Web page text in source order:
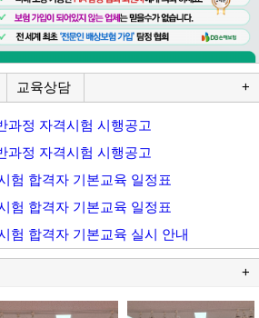
교육상담 +
과정 자격시험 시행공고
과정 자격시험 시행공고
험 합격자 기본교육 일정표
험 합격자 기본교육 일정표
험 합격자 기본교육 실시 안내
+